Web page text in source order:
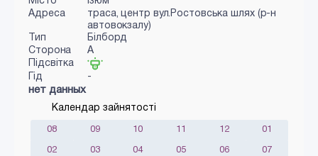
Адреса
траса, центр вул.Ростовська шлях (р-н
автовокзалу)
Тип
Білборд
Сторона
A
Підсвітка
Гід
-
нет данных
Календар зайнятості
08 09 10 11 12 01
02 03 04 05 06 07